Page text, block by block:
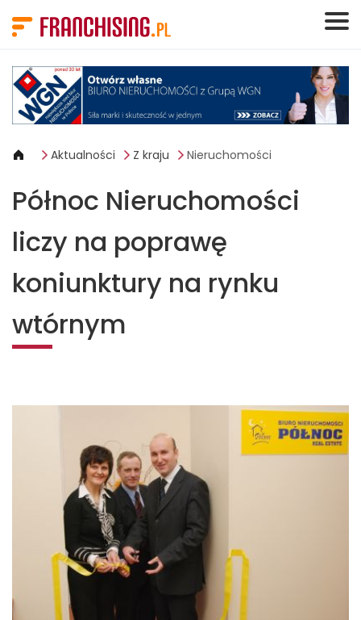
Aktualności Z kraju Nieruchomości
Północ Nieruchomości
liczy na poprawę
koniunktury na rynku
wtórnym